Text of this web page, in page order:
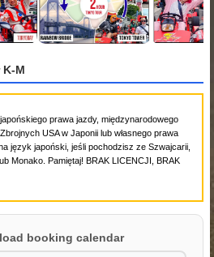
K-M
prawa jazdy, międzynarodowego
USA w Japonii lub własnego prawa
język japoński, jeśli pochodzisz ze Szwajcarii,
Monako. Pamiętaj! BRAK LICENCJI, BRAK
booking calendar